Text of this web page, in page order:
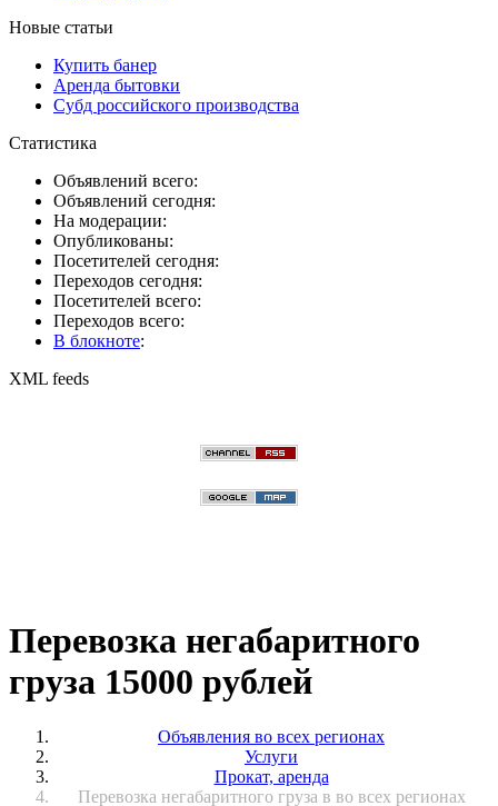
Новые статьи
Купить банер
Аренда бытовки
Субд российского производства
Статистика
Объявлений всего:
Объявлений сегодня:
На модерации:
Опубликованы:
Посетителей сегодня:
Переходов сегодня:
Посетителей всего:
Переходов всего:
В блокноте:
XML feeds
Перевозка негабаритного
груза 15000 рублей
Объявления во всех регионах
Услуги
Прокат, аренда
Перевозка негабаритного груза в во всех регионах